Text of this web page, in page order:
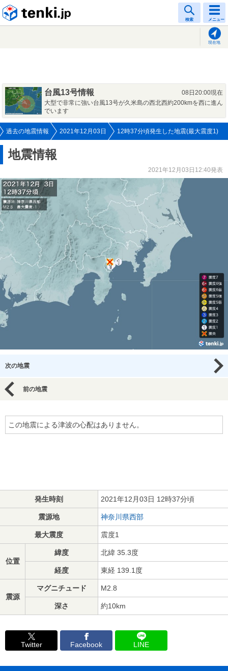
検索 メニュー
現在地
台風13号情報
08日20:00現在
大型で非常に強い台風13号が久米島の西北西約200kmを西に進ん
でいます
過去の地震情報 2021年12月03日 12時37分頃発生した地震(最大震度1)
地震情報
2021年12月03日12:40発表
次の地震
前の地震
この地震による津波の心配はありません。
発生時刻 2021年12月03日 12時37分頃
震源地 神奈川県西部
最大震度 震度1
位置
緯度 北緯 35.3度
経度 東経 139.1度
震源
マグニチュード M2.8
深さ 約10km
Twitter Facebook LINE